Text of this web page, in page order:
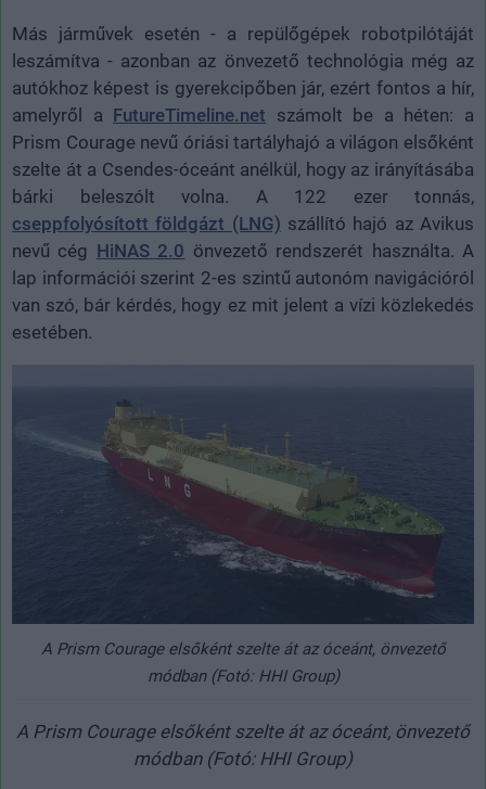
Más járművek esetén - a repülőgépek robotpilótáját
leszámítva - azonban az önvezető technológia még az
autókhoz képest is gyerekcipőben jár, ezért fontos a hír,
amelyről a FutureTimeline.net számolt be a héten: a
Prism Courage nevű óriási tartályhajó a világon elsőként
szelte át a Csendes-óceánt anélkül, hogy az irányításába
bárki beleszólt volna. A 122 ezer tonnás,
cseppfolyósított földgázt (LNG) szállító hajó az Avikus
nevű cég HiNAS 2.0 önvezető rendszerét használta. A
lap információi szerint 2-es szintű autonóm navigációról
van szó, bár kérdés, hogy ez mit jelent a vízi közlekedés
esetében.
A Prism Courage elsőként szelte át az óceánt, önvezető
módban (Fotó: HHI Group)
A Prism Courage elsőként szelte át az óceánt, önvezető
módban (Fotó: HHI Group)